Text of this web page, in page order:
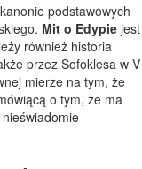
podstawowych
Mit o Edypie jest
również historia
przez Sofoklesa w V
mierze na tym, że
o tym, że ma